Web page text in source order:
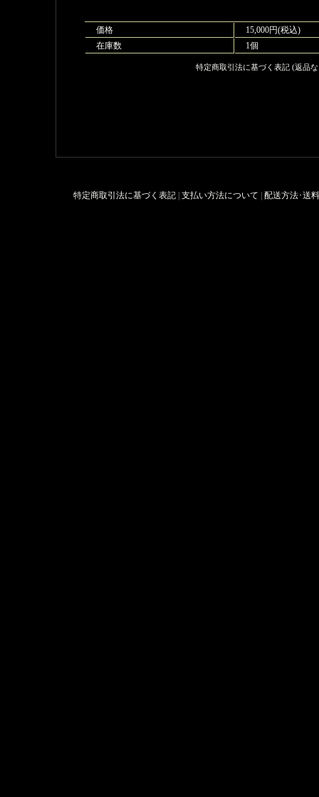
価格
15,000円(税込)
在庫数
1個
特定商取引法に基づく表記 (返品
特定商取引法に基づく表記| 支払い方法について | 配送方法･送